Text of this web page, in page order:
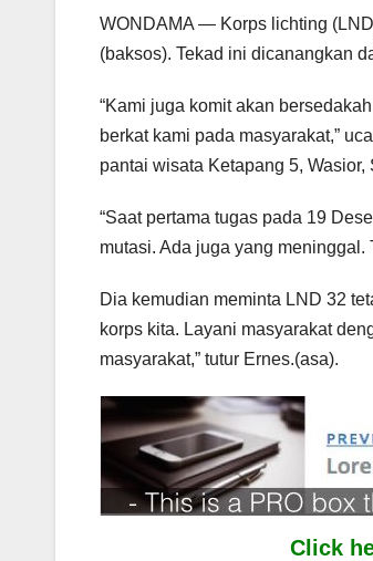
WONDAMA — Korps lichting
(baksos). Tekad ini dicanangkan
“Kami juga komit akan
berkat kami pada masyarakat,”
pantai wisata Ketapang 5, Wasior,
“Saat pertama tugas pada 19
mutasi. Ada juga yang meninggal.
Dia kemudian meminta LND 32
korps kita. Layani masyarakat
masyarakat,” tutur Ernes.(asa).⁠⁠⁠⁠
Click